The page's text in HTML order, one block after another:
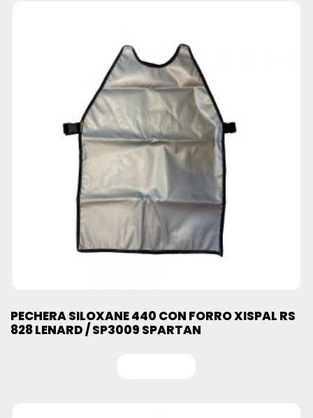
PECHERA SILOXANE 440 CON FORRO XISPAL RS
828 LENARD / SP3009 SPARTAN